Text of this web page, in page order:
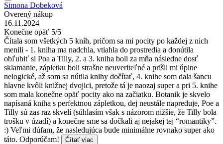
Simona Dobeková
Overený nákup
16.11.2024
Konečne opäť 5/5
Čítala som všetkých 5 kníh, pričom sa mi pocity po každej z nich
menili - 1. kniha ma nadchla, vtiahla do prostredia a donútila
obľubiť si Poa a Tilly, 2. a 3. kniha boli za mňa následne dosť
sklamanie, zápletku boli strašne neuveriteľné a prišli mi úplne
nelogické, až som sa nútila knihy dočítať, 4. knihe som dala šancu
hlavne kvôli knižnej dvojici, pretože tá je naozaj super a pri 5. knihe
som mala konečne opäť pocity ako na začiatku. Botanik je skvelo
napísaná kniha s perfektnou zápletkou, dej neustále napreduje, Poe a
Tilly sú zas raz skvelí (súhlasím však s názorom nižšie, že Tilly bola
trošku v úzadí) a konečne sme sa dočkali aj nejakej tej “romantiky”.
:) Veľmi dúfam, že nasledujúca bude minimálne rovnako super ako
táto. Odporúčam!
Čítať viac